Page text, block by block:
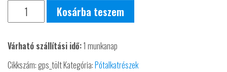
Dogtrace
akkumulátor
GPS
készülékekhez
Kosárba teszem
Várható szállítási idő:1 munkanap
Cikkszám:gps_töltKategória:Pótalkatrészek